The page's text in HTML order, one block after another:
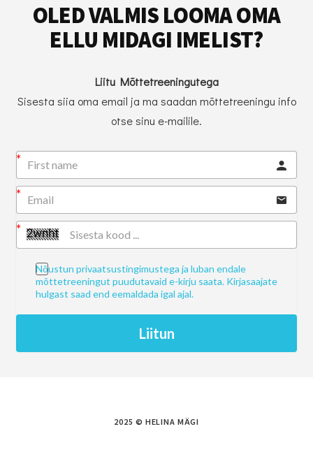
OLED VALMIS LOOMA OMA
ELLU MIDAGI IMELIST?
Liitu Mõttetreeningutega
Sisesta siia oma email ja ma saadan mõttetreeningu info
otse sinu e-mailile.
Nõustun privaatsustingimustega ja luban endale
mõttetreeningut puudutavaid e-kirju saata. Kirjasaajate
hulgast saad end eemaldada igal ajal.
Liitun
2025 © HELINA MÄGI